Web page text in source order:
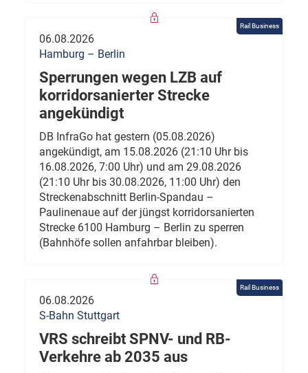
Rail Business
06.08.2026
Hamburg – Berlin
Sperrungen wegen LZB auf
korridorsanierter Strecke
angekündigt
DB InfraGo hat gestern (05.08.2026)
angekündigt, am 15.08.2026 (21:10 Uhr bis
16.08.2026, 7:00 Uhr) und am 29.08.2026
(21:10 Uhr bis 30.08.2026, 11:00 Uhr) den
Streckenabschnitt Berlin-Spandau –
Paulinenaue auf der jüngst korridorsanierten
Strecke 6100 Hamburg – Berlin zu sperren
(Bahnhöfe sollen anfahrbar bleiben).
Rail Business
06.08.2026
S-Bahn Stuttgart
VRS schreibt SPNV- und RB-
Verkehre ab 2035 aus